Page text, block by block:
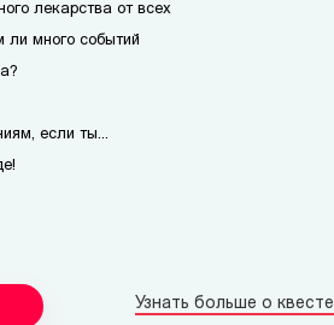
лекарства от всех
ли много событий
если ты...
Узнать больше о квесте